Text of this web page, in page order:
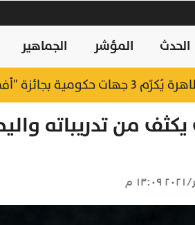
الحدث المؤشر الجماهير
"أفضل منفذ تقديم خدمة" لعام 2025
من تدريباته